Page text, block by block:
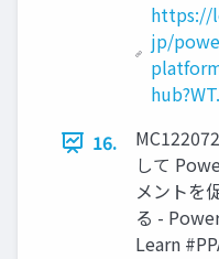
https://
jp/
16.
して
メントを
る -
Learn